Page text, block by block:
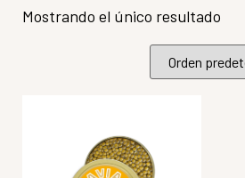
Mostrando el único resultado